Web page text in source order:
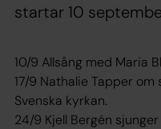
startar 10
10/9 Allsång med Maria
17/9 Nathalie Tapper
Svenska kyrkan.
24/9 Kjell Bergén